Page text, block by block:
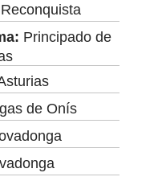
Principado de
de Onís